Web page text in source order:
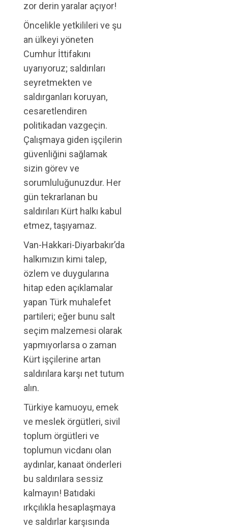
zor derin yaralar açıyor!
Öncelikle yetkilileri ve şu
an ülkeyi yöneten
Cumhur İttifakını
uyarıyoruz; saldırıları
seyretmekten ve
saldırganları koruyan,
cesaretlendiren
politikadan vazgeçin.
Çalışmaya giden işçilerin
güvenliğini sağlamak
sizin görev ve
sorumluluğunuzdur. Her
gün tekrarlanan bu
saldırıları Kürt halkı kabul
etmez, taşıyamaz.
Van-Hakkari-Diyarbakır’da
halkımızın kimi talep,
özlem ve duygularına
hitap eden açıklamalar
yapan Türk muhalefet
partileri; eğer bunu salt
seçim malzemesi olarak
yapmıyorlarsa o zaman
Kürt işçilerine artan
saldırılara karşı net tutum
alın.
Türkiye kamuoyu, emek
ve meslek örgütleri, sivil
toplum örgütleri ve
toplumun vicdanı olan
aydınlar, kanaat önderleri
bu saldırılara sessiz
kalmayın! Batıdaki
ırkçılıkla hesaplaşmaya
ve saldırlar karşısında